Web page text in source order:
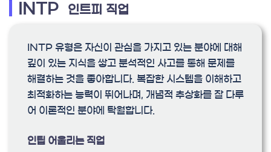
INTP 인트피 직업
INTP 유형은 자신이 관심을 가지고 있는 분야에 대해
깊이 있는 지식을 쌓고 분석적인 사고를 통해 문제를
해결하는 것을 좋아합니다. 복잡한 시스템을 이해하고
최적화하는 능력이 뛰어나며, 개념적 추상화를 잘 다루
어 이론적인 분야에 탁월합니다.
인팁 어울리는 직업